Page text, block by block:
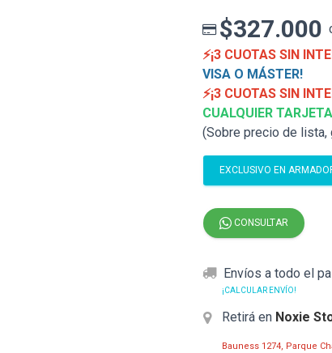
$327.000
⚡¡3 CUOTAS SIN
VISA O MÁSTER!
⚡¡3 CUOTAS SIN
CUALQUIER
(Sobre precio de lista,
EXCLUSIVO EN
CONSULTAR
Envíos a todo el
¡CALCULAR ENVÍO!
Retirá en Noxie
Bauness 1274, Parque